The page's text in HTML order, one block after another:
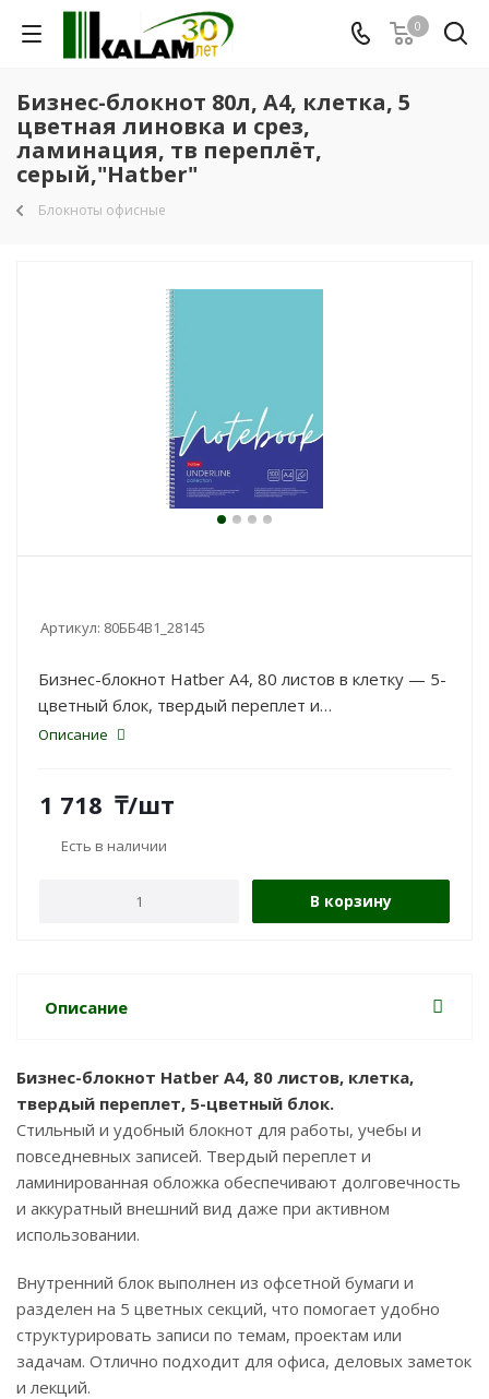
0
Бизнес-блокнот 80л, А4, клетка, 5
цветная линовка и срез,
ламинация, тв переплёт,
серый,"Hatber"
Блокноты офисные
Артикул: 80ББ4В1_28145
Бизнес-блокнот Hatber А4, 80 листов в клетку — 5-
цветный блок, твердый переплет и
ламинированная обложка. Для работы и учебы.
Описание
1 718 ₸/шт
Есть в наличии
В корзину
Описание
Бизнес-блокнот Hatber А4, 80 листов, клетка,
твердый переплет, 5-цветный блок.
Стильный и удобный блокнот для работы, учебы и
повседневных записей. Твердый переплет и
ламинированная обложка обеспечивают долговечность
и аккуратный внешний вид даже при активном
использовании.
Внутренний блок выполнен из офсетной бумаги и
разделен на 5 цветных секций, что помогает удобно
структурировать записи по темам, проектам или
задачам. Отлично подходит для офиса, деловых заметок
и лекций.